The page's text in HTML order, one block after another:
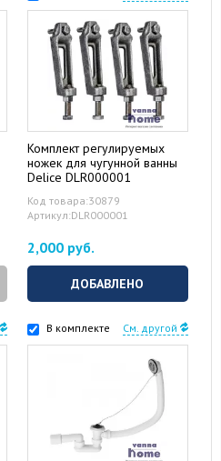
Комплект регулируемых
ножек для чугунной ванны
Delice DLR000001
Код товара:30879
Артикул:DLR000001
2,000 руб.
ДОБАВЛЕНО
В комплекте См. другой